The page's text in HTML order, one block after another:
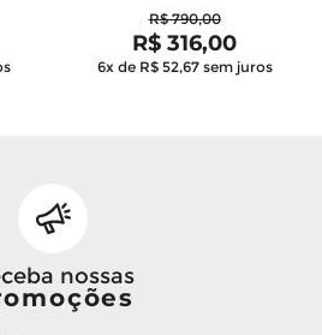
R$ 790,00
R$ 316,00
6x de R$ 52,67 sem juros
nossas